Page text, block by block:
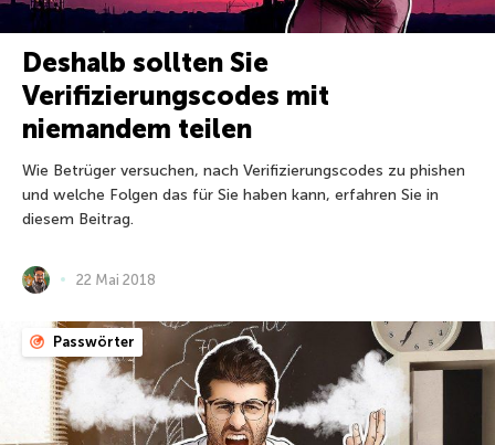
Deshalb sollten Sie
Verifizierungscodes mit
niemandem teilen
Wie Betrüger versuchen, nach Verifizierungscodes zu phishen
und welche Folgen das für Sie haben kann, erfahren Sie in
diesem Beitrag.
22 Mai 2018
Passwörter